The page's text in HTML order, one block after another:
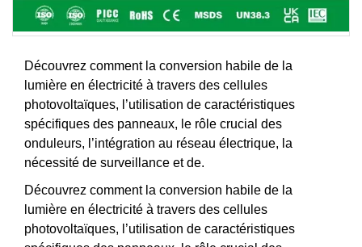
Découvrez comment la conversion habile de la
lumière en électricité à travers des cellules
photovoltaïques, l’utilisation de caractéristiques
spécifiques des panneaux, le rôle crucial des
onduleurs, l’intégration au réseau électrique, la
nécessité de surveillance et de.
Découvrez comment la conversion habile de la
lumière en électricité à travers des cellules
photovoltaïques, l’utilisation de caractéristiques